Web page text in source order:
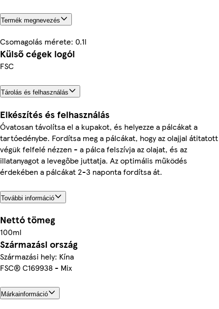
Termék megnevezés
Csomagolás mérete: 0.1l
Külső cégek logói
FSC
Tárolás és felhasználás
Elkészítés és felhasználás
Óvatosan távolítsa el a kupakot, és helyezze a pálcákat a
tartóedénybe. Fordítsa meg a pálcákat, hogy az olajjal átitatott
végük felfelé nézzen - a pálca felszívja az olajat, és az
illatanyagot a levegőbe juttatja. Az optimális működés
érdekében a pálcákat 2-3 naponta fordítsa át.
További információ
Nettó tömeg
100ml
Származási ország
Származási hely: Kína
FSC® C169938 - Mix
Márkainformáció